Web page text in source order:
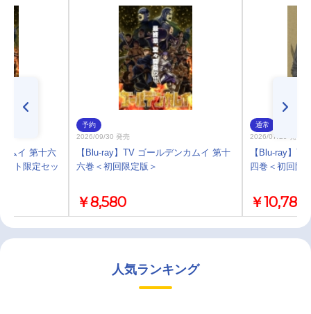
ムイ 第十六
イト限定セッ
予約
2026/09/30 発売
【Blu-ray】TV ゴールデンカムイ 第十
六巻＜初回限定版＞
￥8,580
通常
2026/07/29 発売
【Blu-ray】
四巻＜初回限
￥10,780
人気ランキング